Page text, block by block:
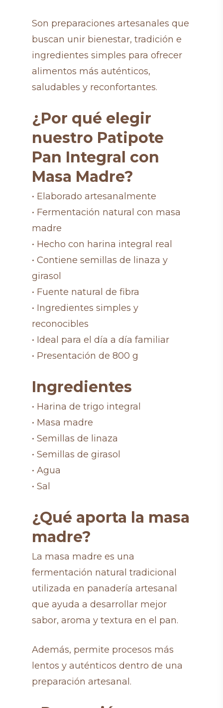
Son preparaciones artesanales que
buscan unir bienestar, tradición e
ingredientes simples para ofrecer
alimentos más auténticos,
saludables y reconfortantes.
¿Por qué elegir
nuestro Patipote
Pan Integral con
Masa Madre?
• Elaborado artesanalmente
• Fermentación natural con masa
madre
• Hecho con harina integral real
• Contiene semillas de linaza y
girasol
• Fuente natural de fibra
• Ingredientes simples y
reconocibles
• Ideal para el día a día familiar
• Presentación de 800 g
Ingredientes
• Harina de trigo integral
• Masa madre
• Semillas de linaza
• Semillas de girasol
• Agua
• Sal
¿Qué aporta la masa
madre?
La masa madre es una
fermentación natural tradicional
utilizada en panadería artesanal
que ayuda a desarrollar mejor
sabor, aroma y textura en el pan.
Además, permite procesos más
lentos y auténticos dentro de una
preparación artesanal.